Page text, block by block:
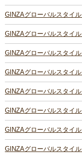
GINZAグローバルスタイ
GINZAグローバルスタイ
GINZAグローバルスタイ
GINZAグローバルスタイ
GINZAグローバルスタイ
GINZAグローバルスタイ
GINZAグローバルスタイ
GINZAグローバルスタイ